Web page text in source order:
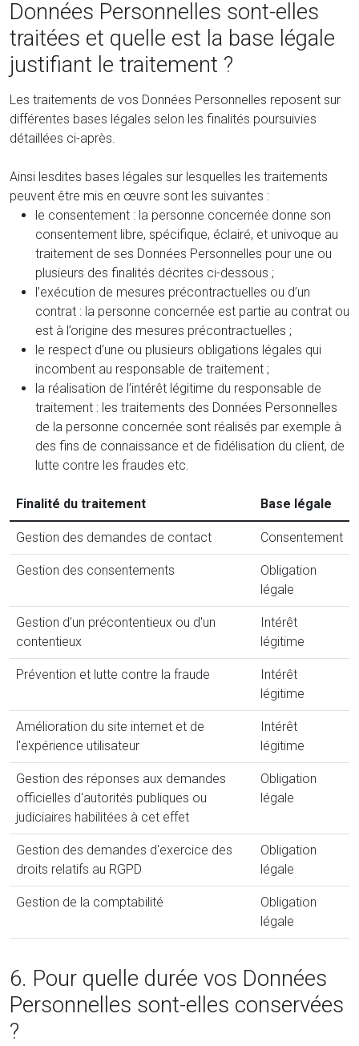
Données Personnelles sont-elles
traitées et quelle est la base légale
justifiant le traitement ?
Les traitements de vos Données Personnelles reposent sur
différentes bases légales selon les finalités poursuivies
détaillées ci-après.
Ainsi lesdites bases légales sur lesquelles les traitements
peuvent être mis en œuvre sont les suivantes :
le consentement : la personne concernée donne son
consentement libre, spécifique, éclairé, et univoque au
traitement de ses Données Personnelles pour une ou
plusieurs des finalités décrites ci-dessous ;
l’exécution de mesures précontractuelles ou d’un
contrat : la personne concernée est partie au contrat ou
est à l’origine des mesures précontractuelles ;
le respect d’une ou plusieurs obligations légales qui
incombent au responsable de traitement ;
la réalisation de l’intérêt légitime du responsable de
traitement : les traitements des Données Personnelles
de la personne concernée sont réalisés par exemple à
des fins de connaissance et de fidélisation du client, de
lutte contre les fraudes etc.
Finalité du traitement Base légale
Gestion des demandes de contact Consentement
Gestion des consentements
Obligation
légale
Gestion d'un précontentieux ou d'un
contentieux
Intérêt
légitime
Prévention et lutte contre la fraude
Intérêt
légitime
Amélioration du site internet et de
l'expérience utilisateur
Intérêt
légitime
Gestion des réponses aux demandes
officielles d'autorités publiques ou
judiciaires habilitées à cet effet
Obligation
légale
Gestion des demandes d'exercice des
droits relatifs au RGPD
Obligation
légale
Gestion de la comptabilité
Obligation
légale
6. Pour quelle durée vos Données
Personnelles sont-elles conservées
?